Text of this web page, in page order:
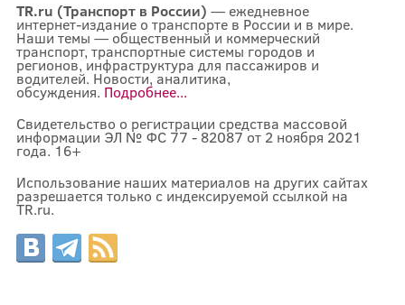
TR.ru (Транспорт в России) — ежедневное
интернет-издание о транспорте в России и в мире.
Наши темы — общественный и коммерческий
транспорт, транспортные системы городов и
регионов, инфраструктура для пассажиров и
водителей. Новости, аналитика,
обсуждения. Подробнее...
Свидетельство о регистрации средства массовой
информации ЭЛ № ФС 77 - 82087 от 2 ноября 2021
года. 16+
Использование наших материалов на других сайтах
разрешается только с индексируемой ссылкой на
TR.ru.